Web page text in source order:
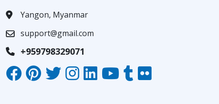
Yangon, Myanmar
support@gmail.com
+959798329071